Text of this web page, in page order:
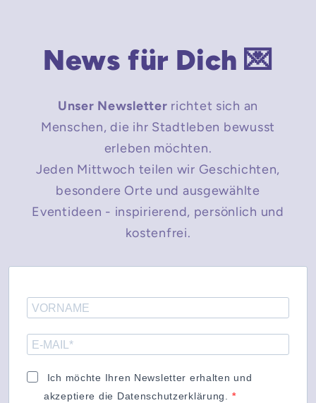
News für Dich 💌
Unser Newsletter richtet sich an
Menschen, die ihr Stadtleben bewusst
erleben möchten.
Jeden Mittwoch teilen wir Geschichten,
besondere Orte und ausgewählte
Eventideen - inspirierend, persönlich und
kostenfrei.
Ich möchte Ihren Newsletter erhalten und
akzeptiere die Datenschutzerklärung.